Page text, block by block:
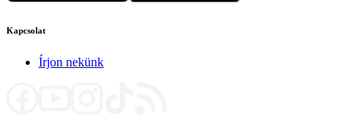
Kapcsolat
Írjon nekünk